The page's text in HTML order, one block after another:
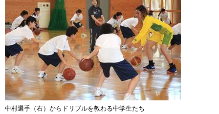
中村選手（右）からドリブルを教わる中学生たち